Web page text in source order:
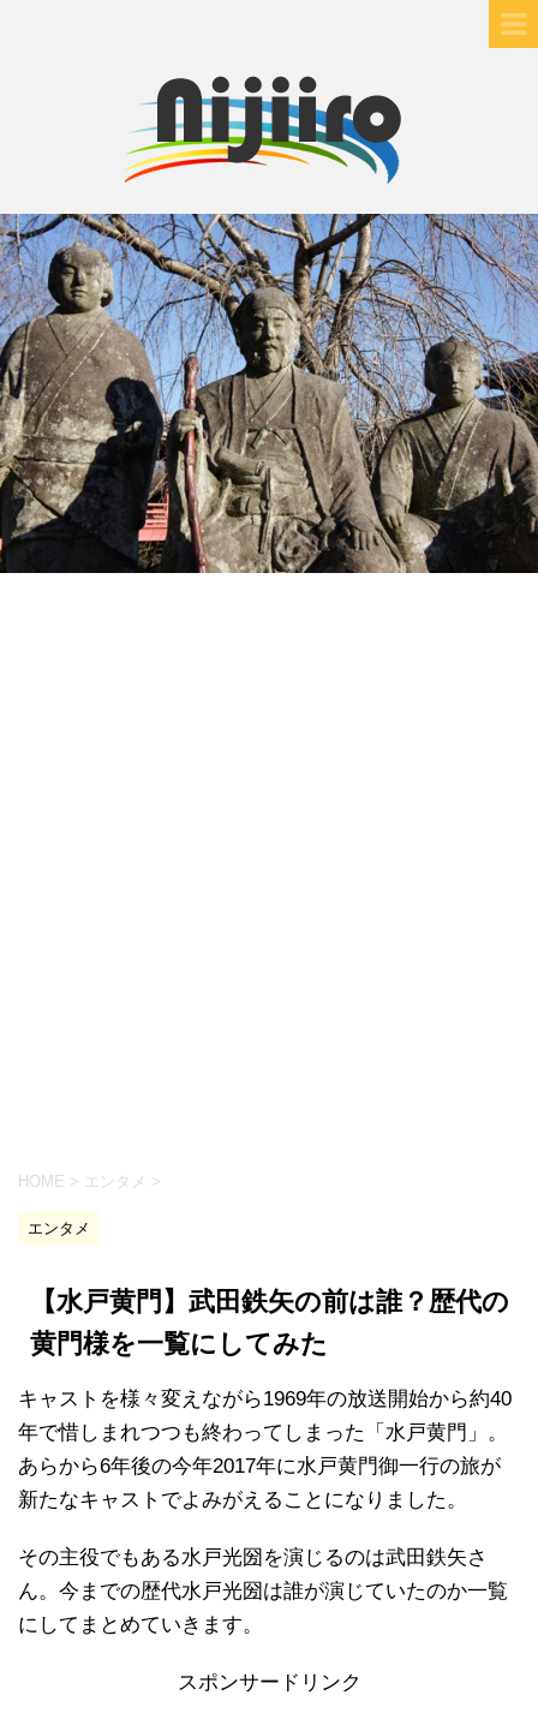
HOME > エンタメ >
エンタメ
【水戸黄門】武田鉄矢の前は誰？歴代の
黄門様を一覧にしてみた
キャストを様々変えながら1969年の放送開始から約40
年で惜しまれつつも終わってしまった「水戸黄門」。
あらから6年後の今年2017年に水戸黄門御一行の旅が
新たなキャストでよみがえることになりました。
その主役でもある水戸光圀を演じるのは武田鉄矢さ
ん。今までの歴代水戸光圀は誰が演じていたのか一覧
にしてまとめていきます。
スポンサードリンク